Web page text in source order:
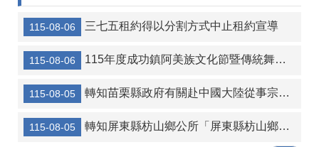
協助公告金門縣金沙鎮公所訂定「金門縣金沙鎮鼓勵生育獎勵金發放自治條例」令、公告、條文全文、總說明、條文對照表各1份
【協助宣導】監察院115年營利事業捐贈政治獻金文宣
協助海洋委員會宣傳-本會訂於115年8月14日辦理「海岸韌性Plus－海青提案行動工作坊」
115年暑期保護青少年-青春專案
115-08-06 三七五租約得以分割方式中止租約宣導
115-08-06 115年度成功鎮阿美族文化節暨傳統舞蹈競賽及族語推廣系列活動
115-08-05 轉知苗栗縣政府有關赴中國大陸從事宗教交流相關風險及注意事項
115-08-05 轉知屏東縣枋山鄉公所「屏東縣枋山鄉發放兒童節兒童禮金自治條例」部分條文公告、令、總說明、修正條文對照表及全部條文各1份